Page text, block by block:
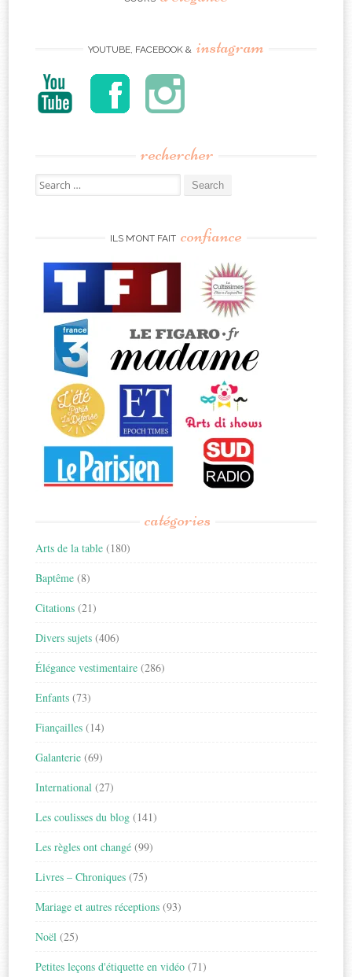
YOUTUBE, FACEBOOK & instagram
rechercher
Search
for:
ILS M’ONT FAIT confiance
catégories
Arts de la table (180)
Baptême (8)
Citations (21)
Divers sujets (406)
Élégance vestimentaire (286)
Enfants (73)
Fiançailles (14)
Galanterie (69)
International (27)
Les coulisses du blog (141)
Les règles ont changé (99)
Livres – Chroniques (75)
Mariage et autres réceptions (93)
Noël (25)
Petites leçons d'étiquette en vidéo (71)